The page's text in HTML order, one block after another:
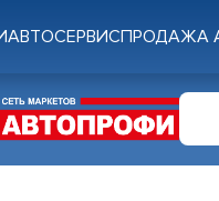
АВТОСЕРВИСПРОДАЖА